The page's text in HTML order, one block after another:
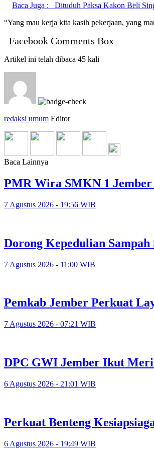
Baca Juga :
Dituduh Paksa Kakon Beli
“Yang mau kerja kita kasih pekerjaan, yang
Facebook Comments Box
Artikel ini telah dibaca 45 kali
redaksi umum Editor
Baca Lainnya
PMR Wira SMKN 1
7 Agustus 2026 - 19:56 WIB
Dorong Kepedulian
7 Agustus 2026 - 11:00 WIB
Pemkab Jember Perkuat
7 Agustus 2026 - 07:21 WIB
DPC GWI Jember Ikut
6 Agustus 2026 - 21:01 WIB
Perkuat Benteng
6 Agustus 2026 - 19:49 WIB